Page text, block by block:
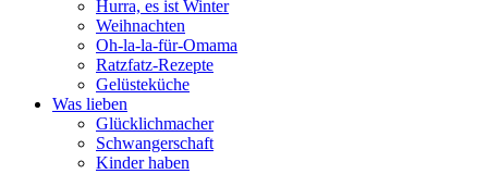
Hurra, es ist Winter
Weihnachten
Oh-la-la-für-Omama
Ratzfatz-Rezepte
Gelüsteküche
Was lieben
Glücklichmacher
Schwangerschaft
Kinder haben